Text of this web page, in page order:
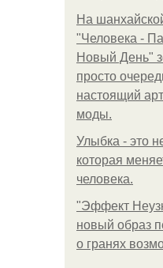
На
"Человека -
Новый День"
просто
настоящий
моды.
Улыбка - это
которая
человека.
"Эффект
новый образ
о гранях